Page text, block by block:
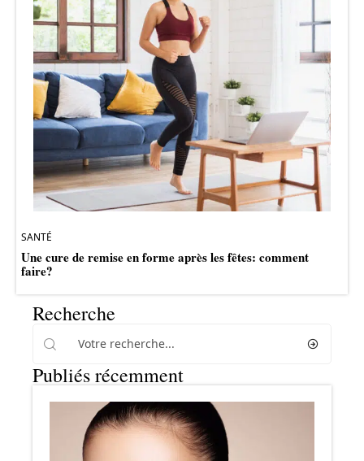
SANTÉ
Une cure de remise en forme après les fêtes: comment
faire?
Recherche
Publiés récemment